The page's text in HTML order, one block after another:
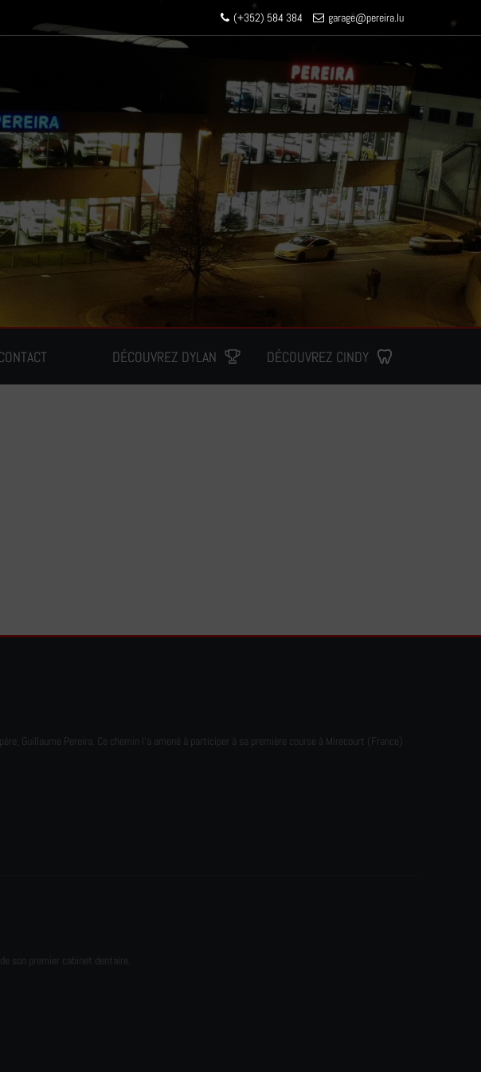
(+352) 584 384 garage@pereira.lu
DÉCOUVREZ DYLAN DÉCOUVREZ CINDY
Guillaume Pereira. Ce chemin l'a amené à participer à sa première course à Mirecourt (France)
son premier cabinet dentaire.